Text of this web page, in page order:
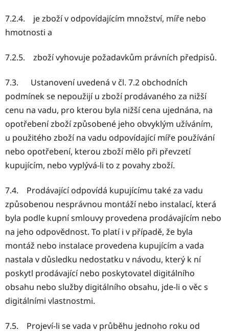
7.2.4. je zboží v odpovídajícím množství, míře nebo
hmotnosti a
7.2.5. zboží vyhovuje požadavkům právních předpisů.
7.3. Ustanovení uvedená v čl. 7.2 obchodních
podmínek se nepoužijí u zboží prodávaného za nižší
cenu na vadu, pro kterou byla nižší cena ujednána, na
opotřebení zboží způsobené jeho obvyklým užíváním,
u použitého zboží na vadu odpovídající míře používání
nebo opotřebení, kterou zboží mělo při převzetí
kupujícím, nebo vyplývá-li to z povahy zboží.
7.4. Prodávající odpovídá kupujícímu také za vadu
způsobenou nesprávnou montáží nebo instalací, která
byla podle kupní smlouvy provedena prodávajícím nebo
na jeho odpovědnost. To platí i v případě, že byla
montáž nebo instalace provedena kupujícím a vada
nastala v důsledku nedostatku v návodu, který k ní
poskytl prodávající nebo poskytovatel digitálního
obsahu nebo služby digitálního obsahu, jde-li o věc s
digitálními vlastnostmi.
7.5. Projeví-li se vada v průběhu jednoho roku od